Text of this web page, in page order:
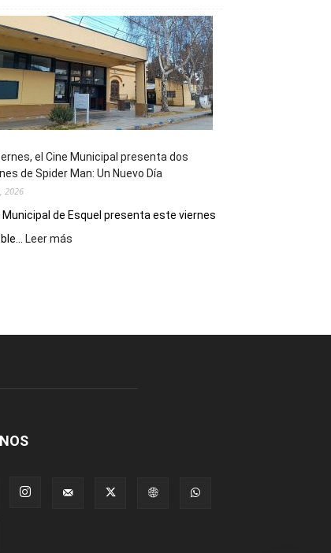
su
potencial
como
destino
de
reuniones
y
deportivos
el Cine Municipal presenta dos
de Spider Man: Un Nuevo Día
2026
Municipal de Esquel presenta este viernes
Leer más
presenta